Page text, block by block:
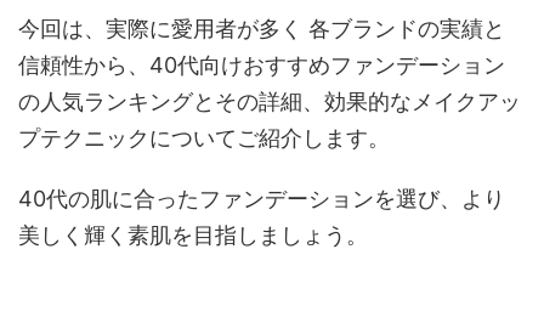
今回は、実際に愛用者が多く 各ブランドの実績と
信頼性から、40代向けおすすめファンデーション
の人気ランキングとその詳細、効果的なメイクアッ
プテクニックについてご紹介します。
40代の肌に合ったファンデーションを選び、より
美しく輝く素肌を目指しましょう。